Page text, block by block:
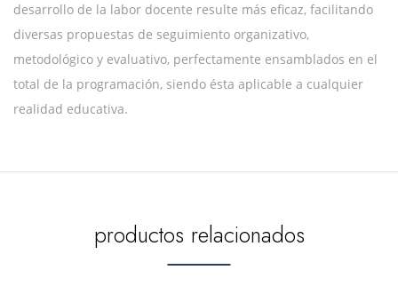
desarrollo de la labor docente resulte más eficaz, facilitando
diversas propuestas de seguimiento organizativo,
metodológico y evaluativo, perfectamente ensamblados en el
total de la programación, siendo ésta aplicable a cualquier
realidad educativa.
productos relacionados